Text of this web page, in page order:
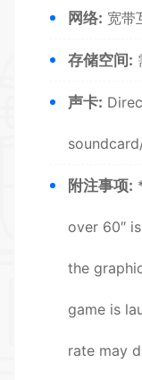
网络: 宽带
存储空间:
声卡:
附注事项:
over 60″
the
game is
rate may